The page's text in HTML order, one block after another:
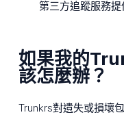
第三方追蹤服務
如果我的
該怎麼辦？
Trunkrs對遺失或損壞